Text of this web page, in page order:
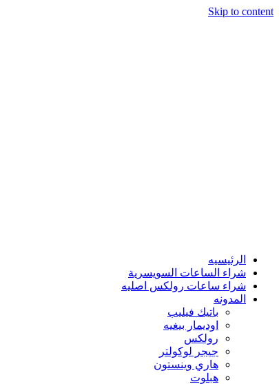
Skip to content
الرئيسيه
شراء الساعات السويسرية
شراء ساعات رولكس اصليه
المدونه
باتيك فيليب
اوديمار بيغيه
رولكس
جيجر لوكولتر
هاري وينستون
هبلوت